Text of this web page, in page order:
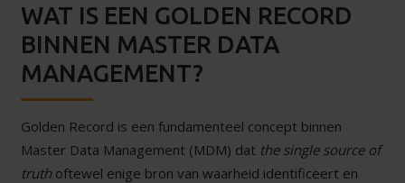
WAT IS EEN GOLDEN RECORD
BINNEN MASTER DATA
MANAGEMENT?
Golden Record is een fundamenteel concept binnen
Master Data Management (MDM) dat the single source of
truthoftewel enige bron van waarheid identificeert en